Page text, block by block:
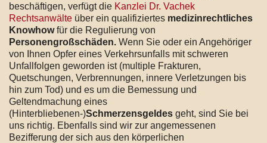
beschäftigen, verfügt die Kanzlei Dr. Vachek
Rechtsanwälte über ein qualifiziertes medizinrechtliches
Knowhowfür die Regulierung von
Personengroßschäden. Wenn Sie oder ein Angehöriger
von Ihnen Opfer eines Verkehrsunfalls mit schweren
Unfallfolgen geworden ist (multiple Frakturen,
Quetschungen, Verbrennungen, innere Verletzungen bis
hin zum Tod) und es um die Bemessung und
Geltendmachung eines
(Hinterbliebenen-)Schmerzensgeldes geht, sind Sie bei
uns richtig. Ebenfalls sind wir zur angemessenen
Bezifferung der sich aus den körperlichen